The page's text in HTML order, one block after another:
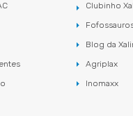
Clubinho
Blog da
Agriplax
Inomaxx